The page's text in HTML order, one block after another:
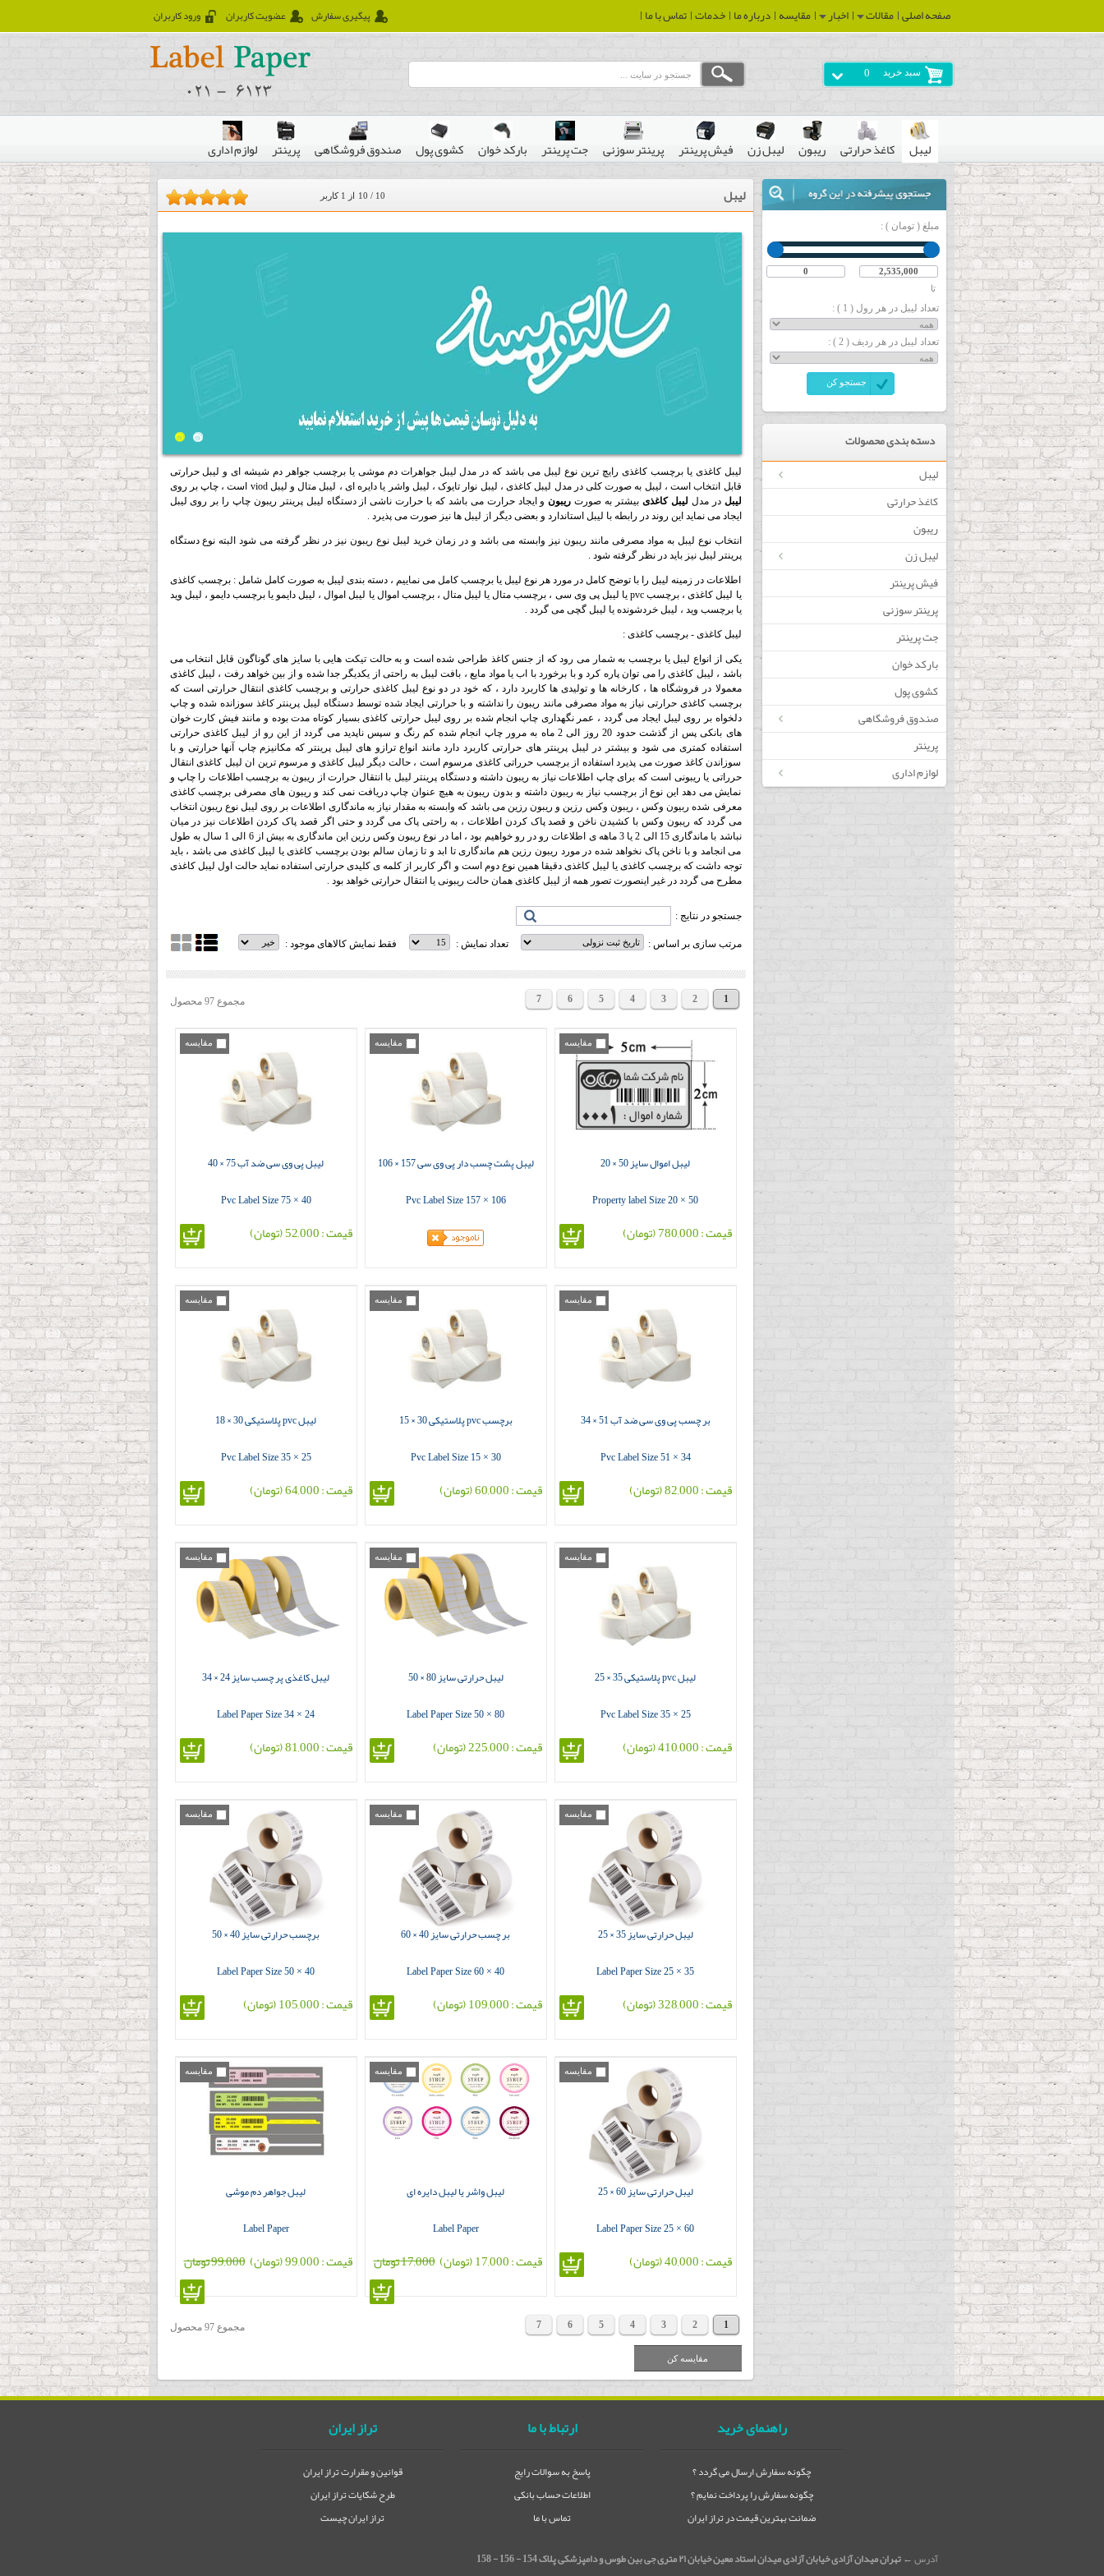
ورود کاربران عضویت کاربران پیگیری سفارش صفحه اصلی مقالات اخبار مقایسه درباره ما خدمات تماس با ما
سبد خرید 0
لیبل کاغذ حرارتی ریبون لیبل زن فیش پرینتر پرینتر سوزنی جت پرینتر بارکد خوان کشوی پول صندوق فروشگاهی پرینتر لوازم اداری
مبلغ ( تومان ) :
تا
تعداد لیبل در هر رول ( 1 ) :
تعداد لیبل در هر ردیف ( 2 ) :
دسته بندی محصولات
لیبل
کاغذ حرارتی
ریبون
لیبل زن
فیش پرینتر
پرینتر سوزنی
جت پرینتر
بارکد خوان
کشوی پول
صندوق فروشگاهی
پرینتر
لوازم اداری
لیبل 10 / 10 از 1 کاربر
لیبل کاغذی یا برچسب کاغذی رایچ ترین نوع لیبل می باشد که در مدل لیبل جواهرات دم موشی یا برچسب جواهر دم شیشه ای و لیبل حرارتی
قابل انتخاب است ، لیبل به صورت کلی در مدل لیبل کاغذی ، لیبل نوار تایوک ، لیبل واشر یا دایره ای ، لیبل متال و لیبل viod است ، چاپ بر روی
لیبل در مدل لیبل کاغذی بیشتر به صورت ریبونو ایجاد حرارت می باشد که با حرارت ناشی از دستگاه لیبل پرینتر ریبون چاپ را بر روی لیبل
ایجاد می نماید این روند در رابطه با لیبل استاندارد و بعضی دیگر از لیبل ها نیز صورت می پذیرد .
انتخاب نوع لیبل به مواد مصرفی مانند ریبون نیز وابسته می باشد و در زمان خرید لیبل نوع ریبون نیز در نظر گرفته می شود البته نوع دستگاه
پرینتر لیبل نیز باید در نظر گرفته شود .
اطلاعات در زمینه لیبل را با توضح کامل در مورد هر نوع لیبل یا برچسب کامل می نماییم ، دسته بندی لیبل به صورت کامل شامل : برچسب کاغذی
یا لیبل کاغذی ، برچسب pvc یا لیبل پی وی سی ، برچسب متال یا لیبل متال ، برچسب اموال یا لیبل اموال ، لیبل دایمو یا برچسب دایمو ، لیبل وید
یا برچسب وید ، لیبل خردشونده یا لیبل گچی می گردد .
لیبل کاغذی - برچسب کاغذی :
یکی از انواع لیبل یا برچسب به شمار می رود که از جنس کاغذ طراحی شده است و به حالت تیکت هایی با سایز های گوناگون قابل انتخاب می
باشد ، لیبل کاغذی را می توان پاره کرد و با برخورد با اب یا مواد مایع ، بافت لیبل به راحتی از یکدیگر جدا شده و از بین خواهد رفت ، لیبل کاغذی
معمولا در فروشگاه ها ، کارخانه ها و تولیدی ها کاربرد دارد ، که خود در دو نوع لیبل کاغذی حرارتی و برچسب کاغذی انتقال حرارتی است که
برچسب کاغذی حرارتی نیاز به مواد مصرفی مانند ریبون را نداشته و با حرارتی ایجاد شده توسط دستگاه لیبل پرینتر کاغذ سوزانده شده و چاپ
دلخواه بر روی لیبل ایجاد می گردد ، عمر نگهداری چاپ انجام شده بر روی لیبل حرارتی کاغذی بسیار کوتاه مدت بوده و مانند فیش کارت خوان
های بانکی پس از گذشت حدود 20 روز الی 2 ماه به مرور چاپ انجام شده کم رنگ و سپس ناپدید می گردد از این رو از لیبل کاغذی حرارتی
استفاده کمتری می شود و بیشتر در لیبل پرینتر های حرارتی کاربرد دارد مانند انواع ترازو های لیبل پرینتر که مکانیزم چاپ آنها حرارتی و با
سوزاندن کاغذ صورت می پذیرد استفاده از برچسب حرراتی کاغذی مرسوم است ، حالت دیگر لیبل کاغذی و مرسوم ترین ان لیبل کاغذی انتقال
حرراتی یا ریبونی است که برای چاپ اطلاعات نیاز به ریبون داشته و دستگاه پرینتر لیبل با انتقال حرارت از ریبون به برچسب اطلاعات را چاپ و
نمایش می دهد این نوع از برچسب نیاز به ریبون داشته و بدون ریبون به هیچ عنوان چاپ دریافت نمی کند و ریبون های مصرفی برچسب کاغذی
معرفی شده ربیون وکس ، ریبون وکس رزین و ریبون رزین می باشد که وابسته به مقدار نیاز به ماندگاری اطلاعات بر روی لیبل نوع ریبون انتخاب
می گردد که ریبون وکس با کشیدن ناخن و قصد پاک کردن اطلاعات ، به راحتی پاک می گردد و حتی اگر قصد پاک کردن اطلاعات نیز در میان
نباشد با ماندگاری 15 الی 2 یا 3 ماهه ی اطلاعات رو در رو خواهیم بود ، اما در نوع ریبون وکس رزین این ماندگاری به بیش از 6 الی 1 سال به طول
می انجامد و با ناخن پاک نخواهد شده در مورد ریبون رزین هم ماندگاری تا ابد و تا زمان سالم بودن برچسب کاغذی یا لیبل کاغذی می باشد ، باید
توجه داشت که برچسب کاغذی یا لیبل کاغذی دقیقا همین نوع دوم است و اگر کاربر از کلمه ی کلیدی حرارتی استفاده نماید حالت اول لیبل کاغذی
مطرح می گردد در غیر اینصورت تصور همه از لیبل کاغذی همان حالت ریبونی یا انتقال حرارتی خواهد بود .
جستجو در نتایج :
مرتب سازی بر اساس : تعداد نمایش : فقط نمایش کالاهای موجود :
1
2
3
4
5
6
7 مجموع 97 محصول
مقایسه
لیبل اموال سایز 50 × 20
Property label Size 20 × 50
قیمت : 780,000 (تومان)
مقایسه
لیبل پشت چسب دار پی وی سی 157 × 106
Pvc Label Size 157 × 106
مقایسه
لیبل پی وی سی ضد آب 75 × 40
Pvc Label Size 75 × 40
قیمت : 52,000 (تومان)
مقایسه
بر چسب پی وی سی ضد آب 51 × 34
Pvc Label Size 51 × 34
قیمت : 82,000 (تومان)
مقایسه
برچسب pvc پلاستیکی 30 × 15
Pvc Label Size 15 × 30
قیمت : 60,000 (تومان)
مقایسه
لیبل pvc پلاستیکی 30 × 18
Pvc Label Size 35 × 25
قیمت : 64,000 (تومان)
مقایسه
لیبل pvc پلاستیکی 35 × 25
Pvc Label Size 35 × 25
قیمت : 410,000 (تومان)
مقایسه
لیبل حرارتی سایز 80 × 50
Label Paper Size 50 × 80
قیمت : 225,000 (تومان)
مقایسه
لیبل کاغذی پر چسب سایز 24 × 34
Label Paper Size 34 × 24
قیمت : 81,000 (تومان)
مقایسه
لیبل حرارتی سایز 35 × 25
Label Paper Size 25 × 35
قیمت : 328,000 (تومان)
مقایسه
بر چسب حرارتی سایز 40 × 60
Label Paper Size 60 × 40
قیمت : 109,000 (تومان)
مقایسه
برچسب حرارتی سایز 40 × 50
Label Paper Size 50 × 40
قیمت : 105,000 (تومان)
مقایسه
لیبل حرارتی سایز 60 × 25
Label Paper Size 25 × 60
قیمت : 40,000 (تومان)
مقایسه
لیبل واشر یا لیبل دایره ای
Label Paper
قیمت : 17,000 (تومان) 17,000 تومان
مقایسه
لیبل جواهر دم موشی
Label Paper
قیمت : 99,000 (تومان) 99,000 تومان
1
2
3
4
5
6
7 مجموع 97 محصول
راهنمای خرید
چگونه سفارش ارسال می گردد ؟
چگونه سفارش را پرداخت نمایم ؟
ضمانت بهترین قیمت در تراز ایران
ارتباط با ما
پاسخ به سوالات رایج
اطلاعات حساب بانکی
تماس با ما
تراز ایران
قوانین و مقرارت تراز ایران
طرح شکایات تراز ایران
تراز ایران چیست
آدرس ←تهران میدان آزادی خیابان آزادی میدان استاد معین خیابان ۲۱ متری جی بین طوس و دامپزشکی پلاک 154 - 156 - 158